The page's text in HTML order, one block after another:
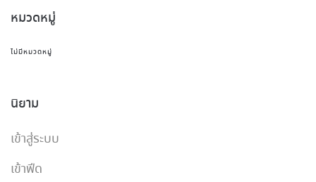
หมวดหมู่
ไม่มีหมวดหมู่
นิยาม
เข้าสู่ระบบ
เข้าฟีด